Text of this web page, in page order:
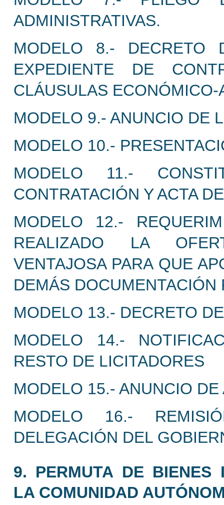
ADMINISTRATIVAS.
MODELO 8.- DECRETO
EXPEDIENTE DE
CLÁUSULAS
MODELO 9.- ANUNCIO DE
MODELO 10.-
MODELO 11.-
CONTRATACIÓN Y ACTA
MODELO 12.-
REALIZADO LA
VENTAJOSA PARA QUE
DEMÁS
MODELO 13.- DECRETO
MODELO 14.-
RESTO DE LICITADORES
MODELO 15.- ANUNCIO
MODELO 16.-
DELEGACIÓN DEL
9. PERMUTA DE BIENES
LA COMUNIDAD